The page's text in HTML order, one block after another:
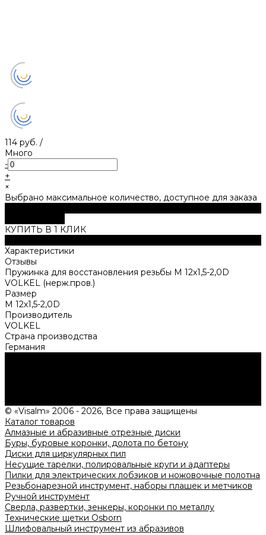
114 руб. /
Много
-
+
×
Выбрано максимальное количество, доступное для заказа
КУПИТЬ В 1 КЛИК
Характеристики
Отзывы
Пружинка для восстановления резьбы M 12х1,5-2,0D
VOLKEL (нерж.пров.)
Размер
M 12х1,5-2,0D
Производитель
VOLKEL
Страна производства
Германия
© «Visalm» 2006 - 2026, Все права защищены
Каталог товаров
Алмазные и абразивные отрезные диски
Буры, буровые коронки, долота по бетону
Диски для циркулярных пил
Несущие тарелки, полировальные круги и адаптеры
Пилки для электрических лобзиков и ножовочные полотна
Резьбонарезной инструмент, наборы плашек и метчиков
Ручной инструмент
Сверла, развертки, зенкеры, коронки по металлу
Технические щетки Osborn
Шлифовальный инструмент из абразивов